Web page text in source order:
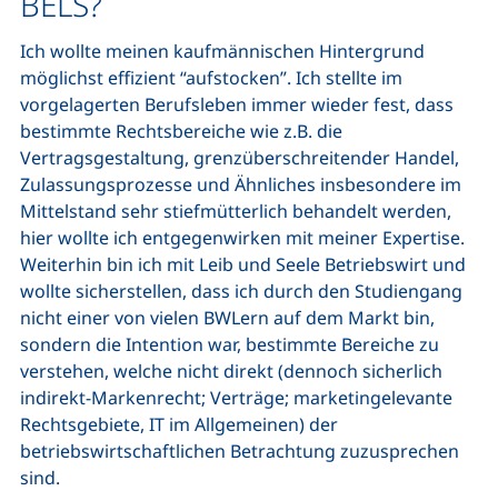
Ich wollte meinen kaufmännischen Hintergrund
möglichst effizient “aufstocken”. Ich stellte im
vorgelagerten Berufsleben immer wieder fest, dass
bestimmte Rechtsbereiche wie z.B. die
Vertragsgestaltung, grenzüberschreitender Handel,
Zulassungsprozesse und Ähnliches insbesondere im
Mittelstand sehr stiefmütterlich behandelt werden,
hier wollte ich entgegenwirken mit meiner Expertise.
Weiterhin bin ich mit Leib und Seele Betriebswirt und
wollte sicherstellen, dass ich durch den Studiengang
nicht einer von vielen BWLern auf dem Markt bin,
sondern die Intention war, bestimmte Bereiche zu
verstehen, welche nicht direkt (dennoch sicherlich
indirekt-Markenrecht; Verträge; marketingelevante
Rechtsgebiete, IT im Allgemeinen) der
betriebswirtschaftlichen Betrachtung zuzusprechen
sind.